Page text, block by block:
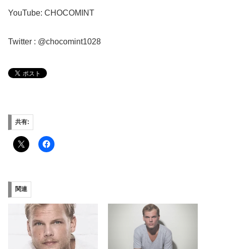
YouTube: CHOCOMINT
Twitter : @chocomint1028
共有:
関連